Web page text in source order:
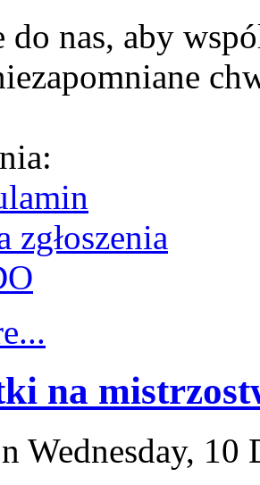
do nas, aby
zgłoszenia
na
Wednesday, 10